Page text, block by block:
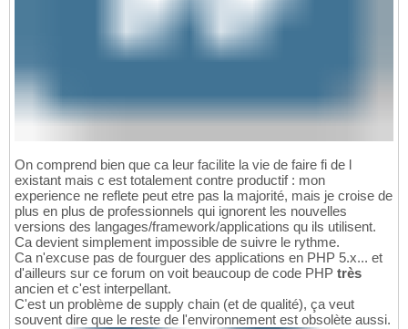
On comprend bien que ca leur facilite la vie de faire fi de l
existant mais c est totalement contre productif : mon
experience ne reflete peut etre pas la majorité, mais je croise de
plus en plus de professionnels qui ignorent les nouvelles
versions des langages/framework/applications qu ils utilisent.
Ca devient simplement impossible de suivre le rythme.
Ca n'excuse pas de fourguer des applications en PHP 5.x... et
d'ailleurs sur ce forum on voit beaucoup de code PHP très
ancien et c'est interpellant.
C'est un problème de supply chain (et de qualité), ça veut
souvent dire que le reste de l'environnement est obsolète aussi.